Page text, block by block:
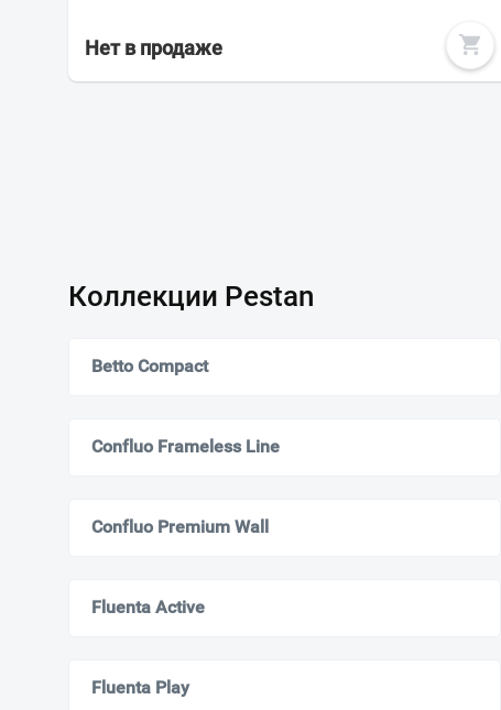
Нет в продаже
Коллекции Pestan
Betto Compact
Confluo Frameless Line
Confluo Premium Wall
Fluenta Active
Fluenta Play